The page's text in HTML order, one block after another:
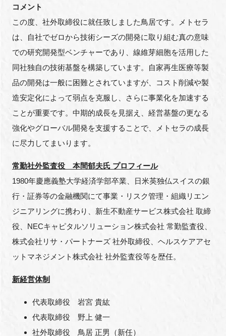
コメント
この度、社外取締役に就任致しました鳥居です。メトセラ
は、自社でゼロから技術シーズの開発に取り組む真の意味
での研究開発型ベンチャーであり、線維芽細胞を活用した
同社独自の技術基盤を構築しています。自家再生医療等製
品の開発は一般に困難とされていますが、コスト削減や製
造安定化によって弱点を克服し、さらに事業化を加速する
ことが重要です。中期的成長を見据え、経営基盤の更なる
強化やグローバル開発を支援することで、メトセラの成長
に尽力してまいります。
常勤社外監査役 本間郁夫氏 プロフィール
1980年慶應義塾大学経済学部卒業、日米英独仏スイスの銀
行・証券等の金融機関にて事業・リスク管理・組織リエン
ジニアリングに携わり、新生不動産サービス株式会社 取締
役、 NECキャピタルソリューション株式会社 常勤監査役、
株式会社リサ・パートナーズ 社外取締役、ヘルスケアアセ
ットマネジメント株式会社 社外監査役等を歴任。
新経営体制
代表取締役 岩宮 貴紘
代表取締役 野上 健一
社外取締役 鳥居 正男（新任）